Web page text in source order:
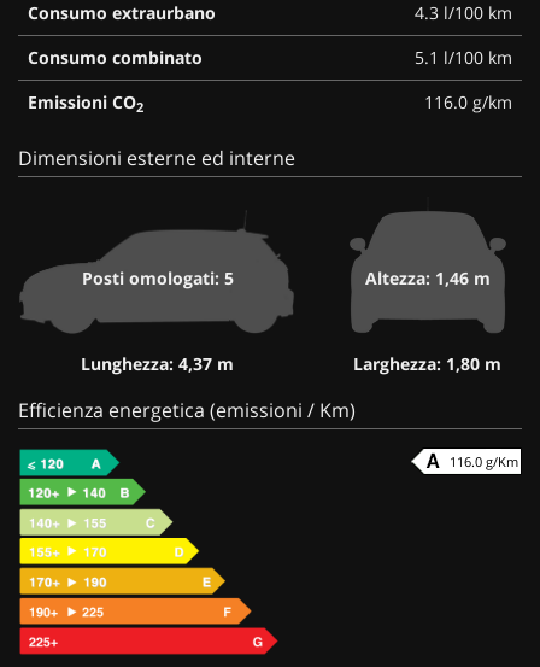
Consumo extraurbano
4.3 l/100 km
Consumo combinato
5.1 l/100 km
Emissioni CO2 116.0 g/km
Dimensioni esterne ed interne
Posti omologati: 5
Lunghezza: 4,37 m
Altezza: 1,46 m
Larghezza: 1,80 m
Efficienza energetica (emissioni / Km)
116.0 g/Km